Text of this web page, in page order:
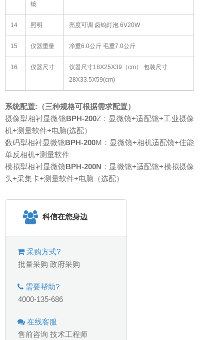
镜
14 照明 亮度可调 卤钨灯泡 6V20W
15 仪器重量 净重6.0公斤 毛重7.0公斤
16 仪器尺寸
仪器尺寸18X25X39（cm） 包装尺寸
28X33.5X59(cm)
系统配置: （三种规格可根据需求配置）
摄像型相衬显微镜BPH-200Z：显微镜+适配镜+工业摄像
机+测量软件+电脑(选配）
数码型相衬显微镜BPH-200M：显微镜+相机适配镜+佳能
单反相机+测量软件
模拟型相衬显微镜BPH-200N ：显微镜+适配镜+模拟摄像
头+采集卡+测量软件+电脑（选配）
科信在您身边
采购方式?
批量采购 政府采购
需要帮助?
4000-135-686
在线客服
售前咨询 技术工程师